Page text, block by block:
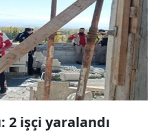
2 işçi yaralandı